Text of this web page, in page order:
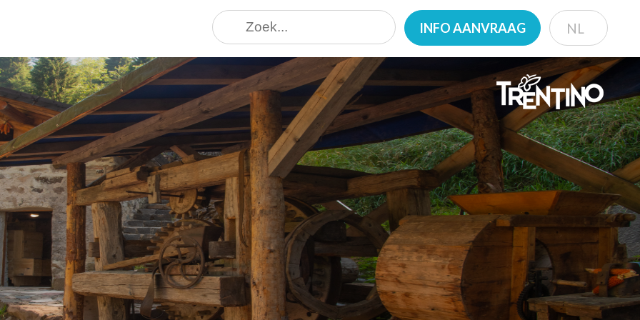
NL
IT
EN
DE
NL
INFO AANVRAAG